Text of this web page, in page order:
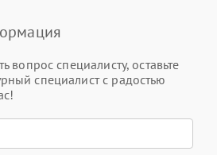
вопрос специалисту, оставьте
специалист с радостью